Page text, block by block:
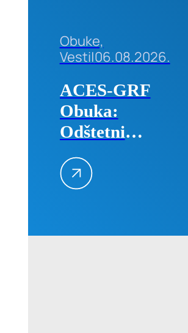
Obuke,
Vesti|06.08.2026.
ACES-GRF
Obuka:
Odštetni
zahtevi na
građevinskim
projektima
Kvantifikacija